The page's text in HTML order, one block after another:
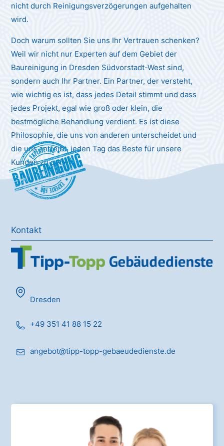
nicht durch Reinigungsverzögerungen aufgehalten
wird.
Doch warum sollten Sie uns Ihr Vertrauen schenken?
Weil wir nicht nur Experten auf dem Gebiet der
Baureinigung in Dresden Südvorstadt-West sind,
sondern auch Ihr Partner. Ein Partner, der versteht,
wie wichtig es ist, dass jedes Detail stimmt und dass
jedes Projekt, egal wie groß oder klein, die
bestmögliche Behandlung verdient. Es ist diese
Philosophie, die uns von anderen unterscheidet und
die uns antreibt, jeden Tag das Beste für unsere
Kunden zu geben.
Baureinigung
Kontakt
Dresden
+49 351 41 88 15 22
angebot@tipp-topp-gebaeudedienste.de